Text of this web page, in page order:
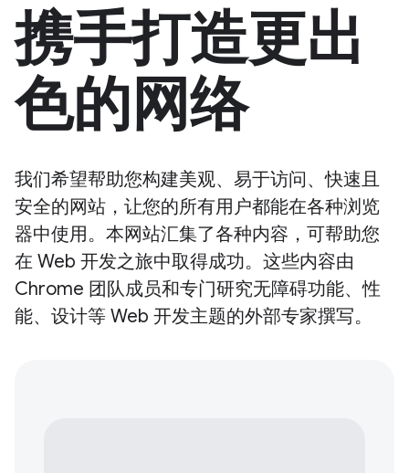
携手打造更出
色的网络
我们希望帮助您构建美观、易于访问、快速且
安全的网站，让您的所有用户都能在各种浏览
器中使用。本网站汇集了各种内容，可帮助您
在 Web 开发之旅中取得成功。这些内容由
Chrome 团队成员和专门研究无障碍功能、性
能、设计等 Web 开发主题的外部专家撰写。